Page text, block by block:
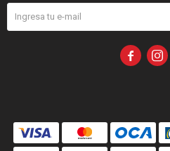
 